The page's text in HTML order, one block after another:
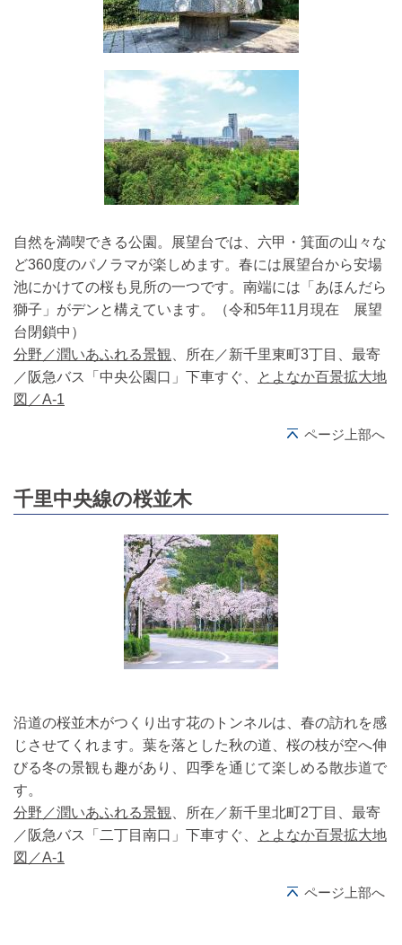
自然を満喫できる公園。展望台では、六甲・箕面の山々な
ど360度のパノラマが楽しめます。春には展望台から安場
池にかけての桜も見所の一つです。南端には「あほんだら
獅子」がデンと構えています。（令和5年11月現在 展望
台閉鎖中）
分野／潤いあふれる景観 、所在／新千里東町3丁目、最寄
／阪急バス「中央公園口」下車すぐ、
とよなか百景拡大地
図／A-1
ページ上部へ
千里中央線の桜並木
沿道の桜並木がつくり出す花のトンネルは、春の訪れを感
じさせてくれます。葉を落とした秋の道、桜の枝が空へ伸
びる冬の景観も趣があり、四季を通じて楽しめる散歩道で
す。
分野／潤いあふれる景観 、所在／新千里北町2丁目、最寄
／阪急バス「二丁目南口」下車すぐ、
とよなか百景拡大地
図／A-1
ページ上部へ